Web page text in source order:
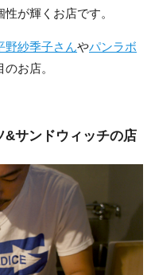
が輝くお店です。
野紗季子さんやパンラボ
お店。
&サンドウィッチの店